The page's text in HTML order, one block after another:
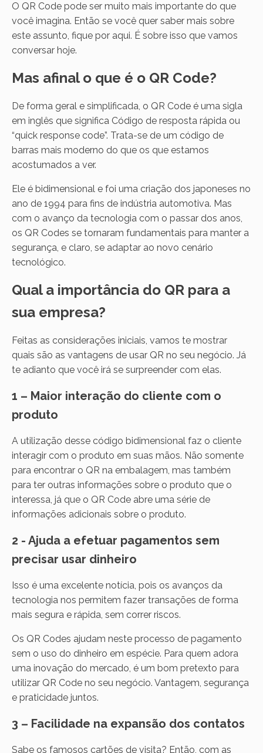
O QR Code pode ser muito mais importante do que
você imagina. Então se você quer saber mais sobre
este assunto, fique por aqui. É sobre isso que vamos
conversar hoje.
Mas afinal o que é o QR Code?
De forma geral e simplificada, o QR Code é uma sigla
em inglês que significa Código de resposta rápida ou
“quick response code”. Trata-se de um código de
barras mais moderno do que os que estamos
acostumados a ver.
Ele é bidimensional e foi uma criação dos japoneses no
ano de 1994 para fins de indústria automotiva. Mas
com o avanço da tecnologia com o passar dos anos,
os QR Codes se tornaram fundamentais para manter a
segurança, e claro, se adaptar ao novo cenário
tecnológico.
Qual a importância do QR para a
sua empresa?
Feitas as considerações iniciais, vamos te mostrar
quais são as vantagens de usar QR no seu negócio. Já
te adianto que você irá se surpreender com elas.
1 – Maior interação do cliente com o
produto
A utilização desse código bidimensional faz o cliente
interagir com o produto em suas mãos. Não somente
para encontrar o QR na embalagem, mas também
para ter outras informações sobre o produto que o
interessa, já que o QR Code abre uma série de
informações adicionais sobre o produto.
2 - Ajuda a efetuar pagamentos sem
precisar usar dinheiro
Isso é uma excelente notícia, pois os avanços da
tecnologia nos permitem fazer transações de forma
mais segura e rápida, sem correr riscos.
Os QR Codes ajudam neste processo de pagamento
sem o uso do dinheiro em espécie. Para quem adora
uma inovação do mercado, é um bom pretexto para
utilizar QR Code no seu negócio. Vantagem, segurança
e praticidade juntos.
3 – Facilidade na expansão dos contatos
Sabe os famosos cartões de visita? Então, com as